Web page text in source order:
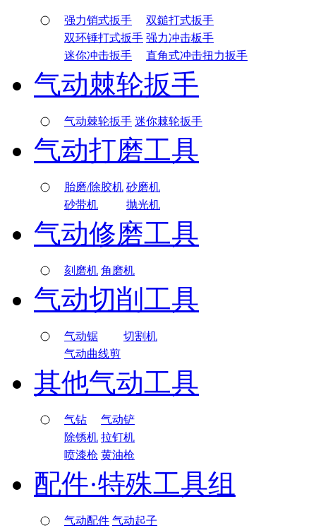
强力销式扳手
双鎚打式扳手
双环锤打式扳手 强力冲击板手
迷你冲击扳手
直角式冲击扭力扳手
气动棘轮扳手
气动棘轮扳手 迷你棘轮扳手
气动打磨工具
胎磨/除胶机 砂磨机
砂带机
抛光机
气动修磨工具
刻磨机 角磨机
气动切削工具
气动锯
切割机
气动曲线剪
其他气动工具
气钻
气动铲
除锈机 拉钉机
喷漆枪 黄油枪
配件·特殊工具组
气动配件 气动起子